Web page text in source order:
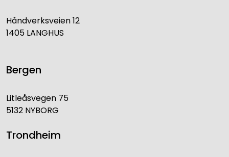
Håndverksveien 12
1405 LANGHUS
Bergen
Litleåsvegen 75
5132 NYBORG
Trondheim